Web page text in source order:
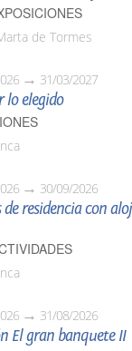
de Tormes
31/03/2027
lo elegido
30/09/2026
de residencia con
31/08/2026
El gran banquete II